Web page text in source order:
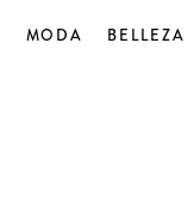
MODA BELLEZA